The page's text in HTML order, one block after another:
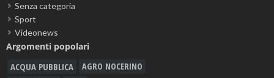
Senza categoria
Sport
Videonews
Argomenti popolari
ACQUA PUBBLICA AGRO NOCERINO